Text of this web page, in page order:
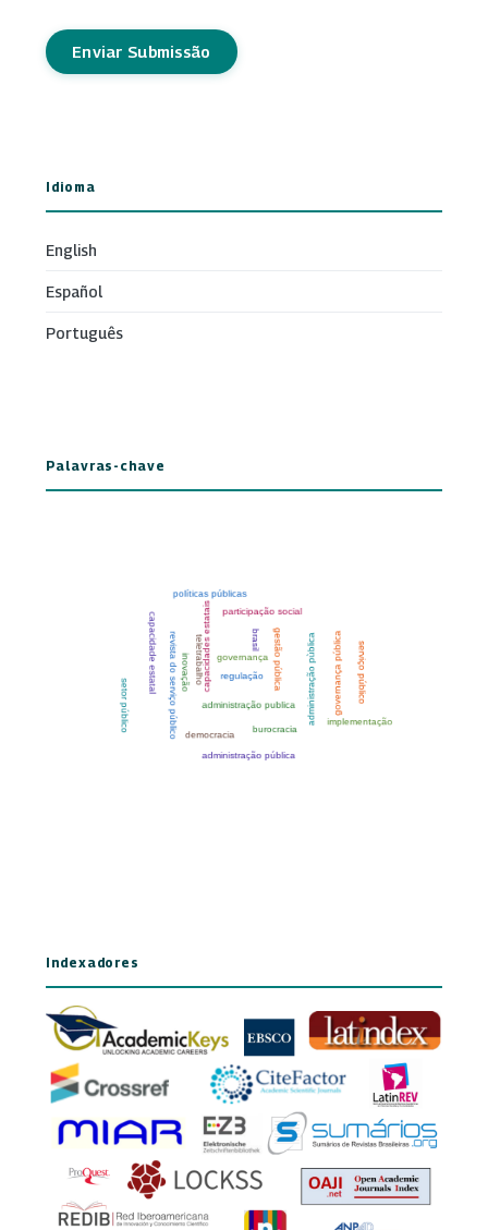
Enviar Submissão
Idioma
English
Español
Português
Palavras-chave
Indexadores